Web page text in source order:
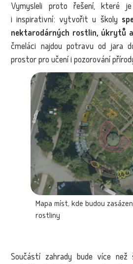
Vymysleli proto řešení, které
i inspirativní: vytvořit u školy
nektarodárných rostlin, úkrytů
čmeláci najdou potravu od jara
prostor pro učení i pozorování
Mapa míst, kde budou
rostliny
Součástí zahrady bude více